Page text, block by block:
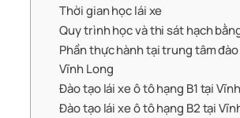
Thời gian học lái xe
Quy trình học và thi sát hạch
Phần thực hành tại trung tâm
Vĩnh Long
Đào tạo lái xe ô tô hạng B1 tại
Đào tạo lái xe ô tô hạng B2 tại